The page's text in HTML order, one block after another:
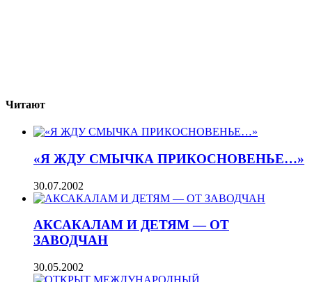
Читают
«Я ЖДУ СМЫЧКА ПРИКОСНОВЕНЬЕ…»
30.07.2002
АКСАКАЛАМ И ДЕТЯМ — ОТ
ЗАВОДЧАН
30.05.2002